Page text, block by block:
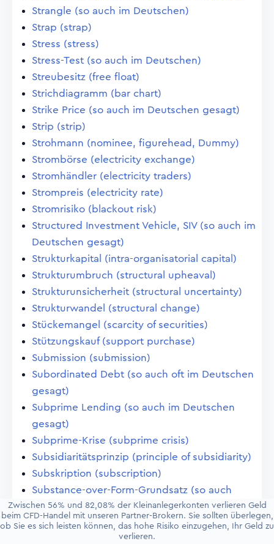
Strangle (so auch im Deutschen)
Strap (strap)
Stress (stress)
Stress-Test (so auch im Deutschen)
Streubesitz (free float)
Strichdiagramm (bar chart)
Strike Price (so auch im Deutschen gesagt)
Strip (strip)
Strohmann (nominee, figurehead, Dummy)
Strombörse (electricity exchange)
Stromhändler (electricity traders)
Strompreis (electricity rate)
Stromrisiko (blackout risk)
Structured Investment Vehicle, SIV (so auch im
Deutschen gesagt)
Strukturkapital (intra-organisatorial capital)
Strukturumbruch (structural upheaval)
Strukturunsicherheit (structural uncertainty)
Strukturwandel (structural change)
Stückemangel (scarcity of securities)
Stützungskauf (support purchase)
Submission (submission)
Subordinated Debt (so auch oft im Deutschen
gesagt)
Subprime Lending (so auch im Deutschen
gesagt)
Subprime-Krise (subprime crisis)
Subsidiaritätsprinzip (principle of subsidiarity)
Subskription (subscription)
Substance-over-Form-Grundsatz (so auch
meistens im Deutschen gesagt)
Substanzwert (intrinsic value)
Subventionen (subventions)
Zwischen 56% und 82,08% der Kleinanlegerkonten verlieren Geld
beim CFD-Handel mit unseren Partner-Brokern. Sie sollten überlegen,
ob Sie es sich leisten können, das hohe Risiko einzugehen, Ihr Geld zu
verlieren.